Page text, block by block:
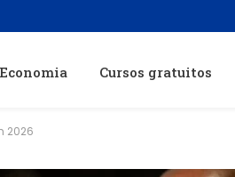
Economia Cursos gratuitos
2026